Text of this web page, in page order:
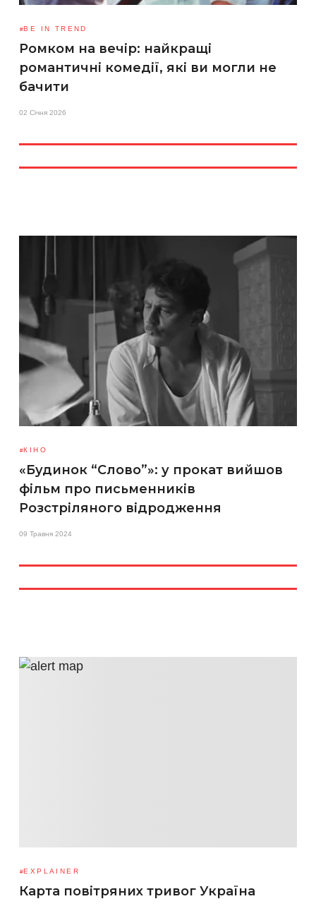
BE IN TREND
Ромком на вечір: найкращі
романтичні комедії, які ви могли не
бачити
02 Січня 2026
КІНО
«Будинок “Слово”»: у прокат вийшов
фільм про письменників
Розстріляного відродження
09 Травня 2024
EXPLAINER
Карта повітряних тривог Україна